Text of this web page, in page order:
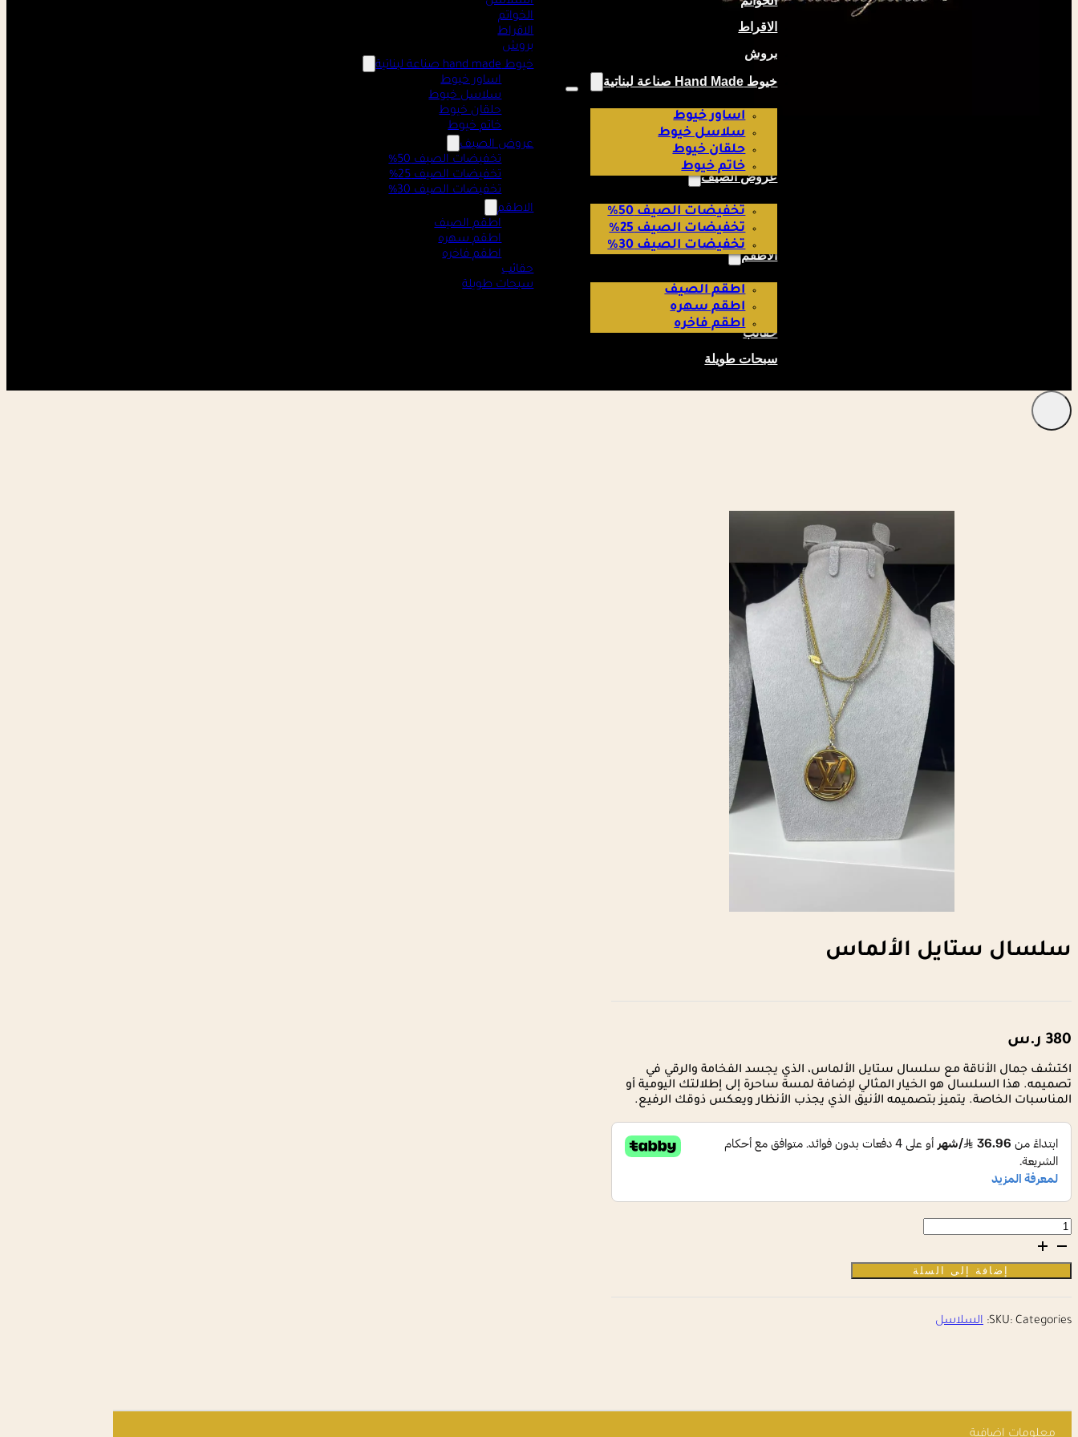
الاقراط
بروش
خيوط Hand Made صناعة لبناتية
اساور خيوط
سلاسل خيوط
حلقان خيوط
خاتم خيوط
عروض الصيف
تخفيضات الصيف 50%
تخفيضات الصيف 25%
تخفيضات الصيف 30%
الاطقم
اطقم الصيف
اطقم سهره
اطقم فاخره
حقائب
سبحات طويلة
الخواتم
الاقراط
بروش
خيوط hand made صناعة لبناتية
اساور خيوط
سلاسل خيوط
حلقان خيوط
خاتم خيوط
عروض الصيف
تخفيضات الصيف 50%
تخفيضات الصيف 25%
تخفيضات الصيف 30%
الاطقم
اطقم الصيف
اطقم سهره
اطقم فاخره
حقائب
سبحات طويلة
سلسال ستايل الألماس
380 ر.س
اكتشف جمال الأناقة مع سلسال ستايل الألماس، الذي يجسد الفخامة والرقي في
تصميمه. هذا السلسال هو الخيار المثالي لإضافة لمسة ساحرة إلى إطلالتك اليومية أو
المناسبات الخاصة. يتميز بتصميمه الأنيق الذي يجذب الأنظار ويعكس ذوقك الرفيع.
كمية
سلسال
ستايل
إضافة إلى السلة
SKU: Categories: السلاسل
معلومات إضافية